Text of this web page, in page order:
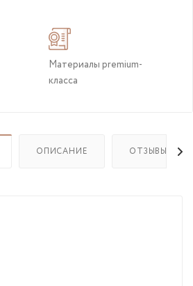
Материалы premium-
класса
ОПИСАНИЕ ОТЗЫВЫ